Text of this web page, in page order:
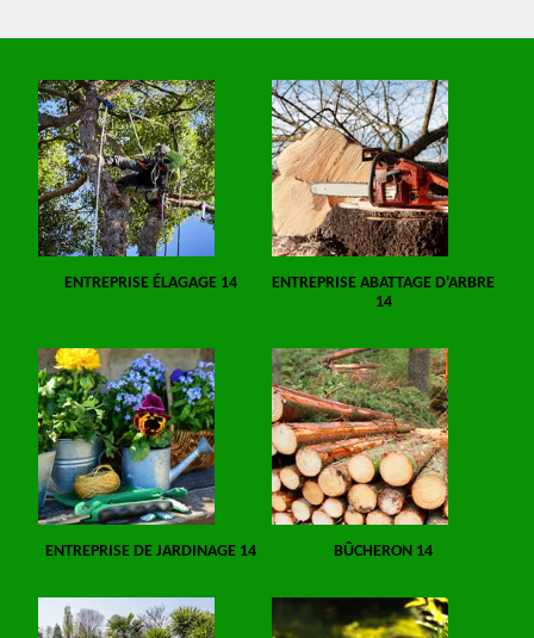
ENTREPRISE ÉLAGAGE 14
ENTREPRISE ABATTAGE D'ARBRE
14
ENTREPRISE DE JARDINAGE 14 BÛCHERON 14